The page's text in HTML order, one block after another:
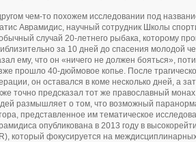
чем-то похожем исследовании под
Аврамидис, научный сотрудник Школы
случай 20-летнего рыбака, которому
за 10 дней до спасения молодой
ему, что он «ничего не должен бояться»,
прошло 40-дюймовое копье. После
он оставался в коме несколько дней, а
точно предсказал тот же православный
размышляет о том, что возможный
представленное им тематическое
опубликована в 2013 году в
который фокусируется на